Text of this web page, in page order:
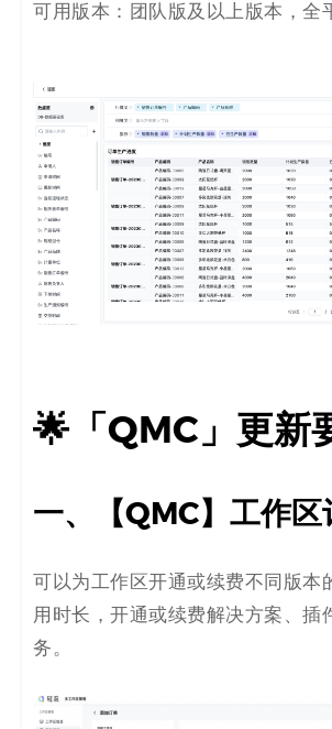
可用版本：团队版及以上版本，全
🌟「QMC」更新
一、【QMC】工作区
可以为工作区开通或续费不同版本
用时长，开通或续费解决方案、插
务。